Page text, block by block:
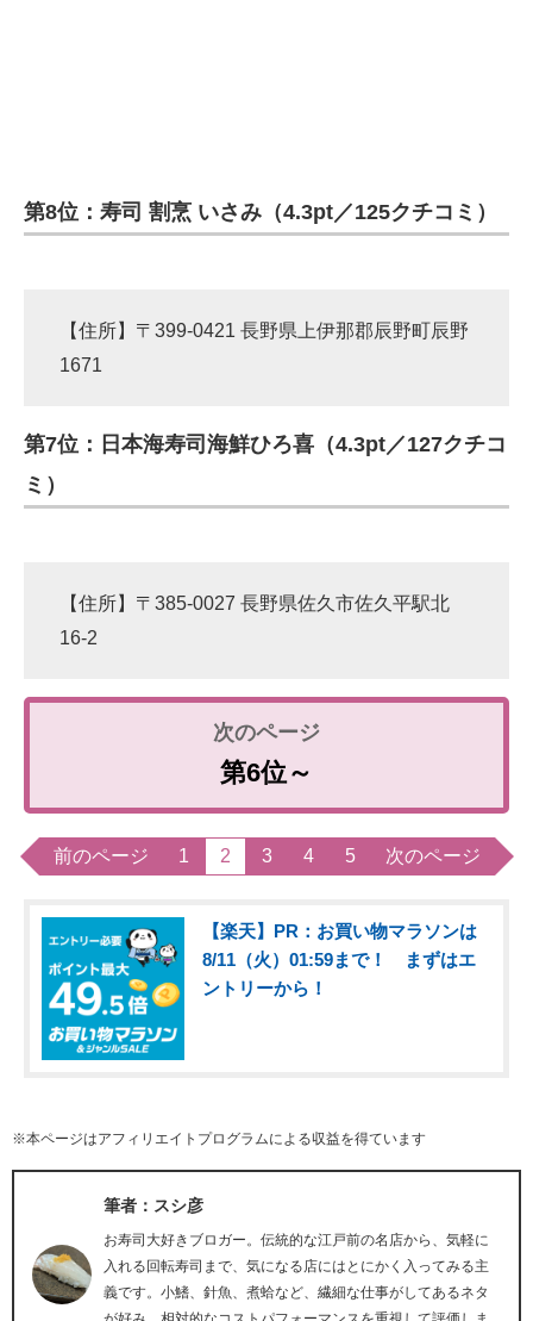
第8位：寿司 割烹 いさみ（4.3pt／125クチコミ）
【住所】〒399-0421 長野県上伊那郡辰野町辰野
1671
第7位：日本海寿司海鮮ひろ喜（4.3pt／127クチコ
ミ）
【住所】〒385-0027 長野県佐久市佐久平駅北
16-2
第6位～
前のページ 1 2 3 4 5 次のページ
【楽天】PR：お買い物マラソンは
8/11（火）01:59まで！ まずはエ
ントリーから！
※本ページはアフィリエイトプログラムによる収益を得ています
筆者：スシ彦
お寿司大好きブロガー。伝統的な江戸前の名店から、気軽に
入れる回転寿司まで、気になる店にはとにかく入ってみる主
義です。小鰭、針魚、煮蛤など、繊細な仕事がしてあるネタ